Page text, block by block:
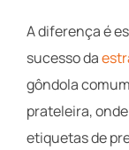
A diferença é
sucesso da
gôndola
prateleira,
etiquetas de